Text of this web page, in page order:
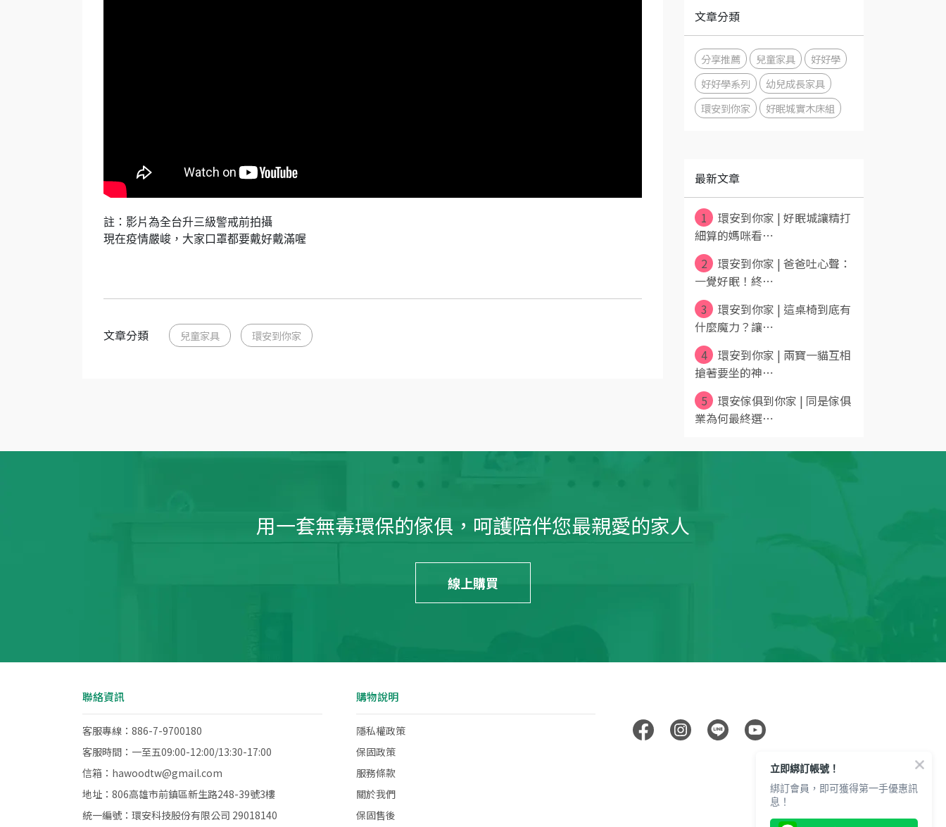
註：影片為全台升三級警戒前拍攝
現在疫情嚴峻，大家口罩都要戴好戴滿喔
文章分類 兒童家具 環安到你家
文章分類
分享推薦 兒童家具
好好學
好好學系列
幼兒成長家具
環安到你家
好眠城實木床組
最新文章
1
環安到你家 | 好眠城讓精打
細算的媽咪看⋯
2
環安到你家 | 爸爸吐心聲：
一覺好眠！終⋯
3
環安到你家 | 這桌椅到底有
什麼魔力？讓⋯
4
環安到你家 | 兩寶一貓互相
搶著要坐的神⋯
5
環安傢俱到你家 | 同是傢俱
業為何最終選⋯
用一套無毒環保的傢俱，呵護陪伴您最親愛的家人
線上購買
聯絡資訊
客服專線：886-7-9700180
客服時間：一至五09:00-12:00/13:30-17:00
信箱：hawoodtw@gmail.com
地址：806高雄市前鎮區新生路248-39號3樓
統一編號：環安科技股份有限公司 29018140
購物說明
隱私權政策
保固政策
服務條款
關於我們
保固售後
立即綁訂帳號！
綁訂會員，即可獲得第一手優惠訊
息！